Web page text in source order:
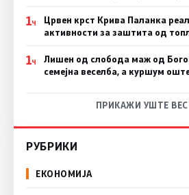
1Ч
Црвен крст Крива Паланка
активности за заштита од
1Ч
Лишен од слобода маж од
семејна веселба, а куршум
ПРИКАЖИ УШТЕ
РУБРИКИ
ЕКОНОМИЈА